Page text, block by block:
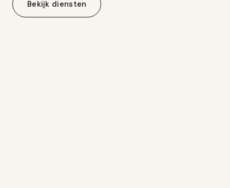
Bekijk diensten